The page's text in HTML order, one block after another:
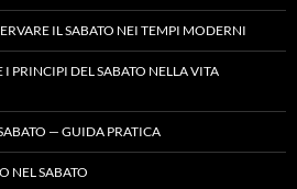
IL SABATO NEI TEMPI MODERNI
PRINCIPI DEL SABATO NELLA VITA
— GUIDA PRATICA
NEL SABATO